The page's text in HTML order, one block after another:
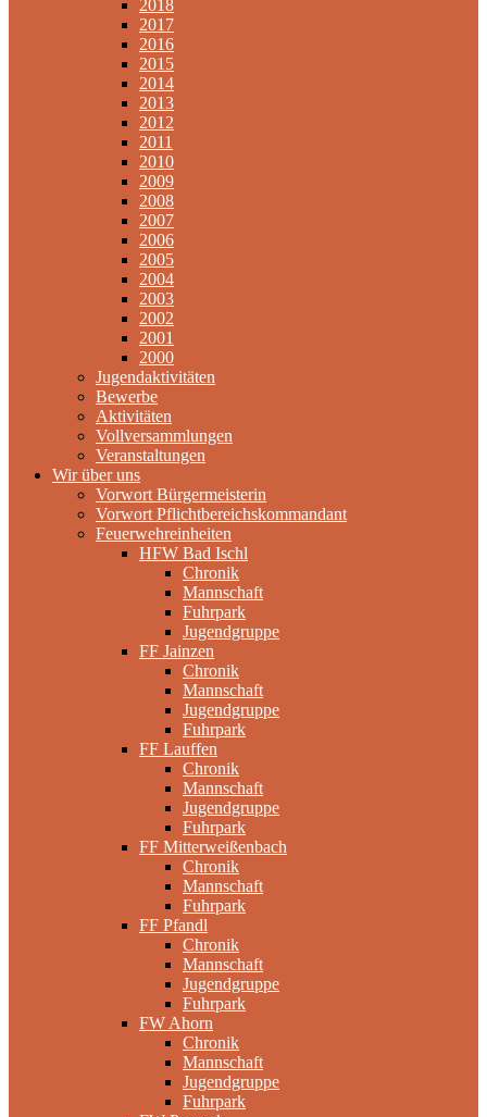
2018
2017
2016
2015
2014
2013
2012
2011
2010
2009
2008
2007
2006
2005
2004
2003
2002
2001
2000
Jugendaktivitäten
Bewerbe
Aktivitäten
Vollversammlungen
Veranstaltungen
Wir über uns
Vorwort Bürgermeisterin
Vorwort Pflichtbereichskommandant
Feuerwehreinheiten
HFW Bad Ischl
Chronik
Mannschaft
Fuhrpark
Jugendgruppe
FF Jainzen
Chronik
Mannschaft
Jugendgruppe
Fuhrpark
FF Lauffen
Chronik
Mannschaft
Jugendgruppe
Fuhrpark
FF Mitterweißenbach
Chronik
Mannschaft
Fuhrpark
FF Pfandl
Chronik
Mannschaft
Jugendgruppe
Fuhrpark
FW Ahorn
Chronik
Mannschaft
Jugendgruppe
Fuhrpark